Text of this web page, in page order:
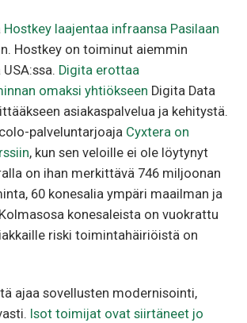
Hostkey laajentaa infraansa Pasilaan
Hostkey on toiminut aiemmin
Digita erottaa
omaksi yhtiökseen Digita Data
asiakaspalvelua ja kehitystä.
palveluntarjoaja Cyxtera on
, kun sen veloille ei ole löytynyt
on ihan merkittävä 746 miljoonan
60 konesalia ympäri maailman ja
konesaleista on vuokrattu
riski toimintahäiriöistä on
ajaa sovellusten modernisointi,
Isot toimijat ovat siirtäneet jo